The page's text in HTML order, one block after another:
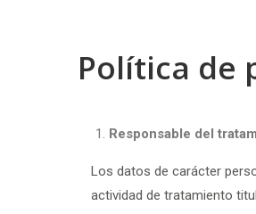
Política de
Responsable del
Los datos de carácter
actividad de tratamiento